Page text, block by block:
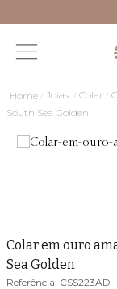
Joias Colar
South Sea Golden
Colar em ouro
Sea Golden
CSS223AD